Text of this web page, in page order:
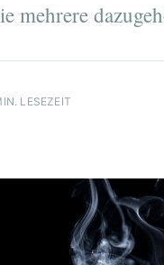
mehrere
LESEZEIT